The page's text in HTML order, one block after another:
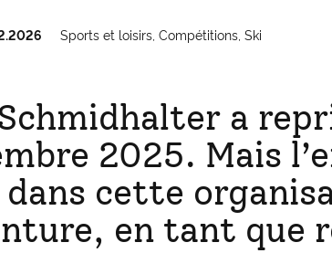
Sports et loisirs Compétitions Ski
a
2025. Mais
dans cette
en tant que